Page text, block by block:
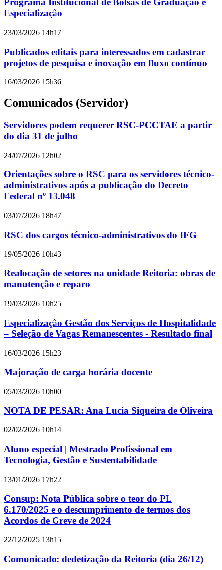
Programa Institucional de Bolsas de Graduação e
Especialização
23/03/2026 14h17
Publicados editais para interessados em cadastrar
projetos de pesquisa e inovação em fluxo contínuo
16/03/2026 15h36
Comunicados (Servidor)
Servidores podem requerer RSC-PCCTAE a partir
do dia 31 de julho
24/07/2026 12h02
Orientações sobre o RSC para os servidores técnico-
administrativos após a publicação do Decreto
Federal nº 13.048
03/07/2026 18h47
RSC dos cargos técnico-administrativos do IFG
19/05/2026 10h43
Realocação de setores na unidade Reitoria: obras de
manutenção e reparo
19/03/2026 10h25
Especialização Gestão dos Serviços de Hospitalidade
– Seleção de Vagas Remanescentes - Resultado final
16/03/2026 15h23
Majoração de carga horária docente
05/03/2026 10h00
NOTA DE PESAR: Ana Lucia Siqueira de Oliveira
02/02/2026 10h14
Aluno especial | Mestrado Profissional em
Tecnologia, Gestão e Sustentabilidade
13/01/2026 17h22
Consup: Nota Pública sobre o teor do PL
6.170/2025 e o descumprimento de termos dos
Acordos de Greve de 2024
22/12/2025 13h15
Comunicado: dedetização da Reitoria (dia 26/12)